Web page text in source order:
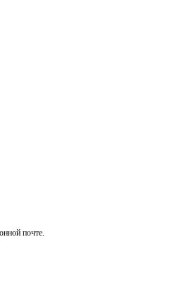
почте.